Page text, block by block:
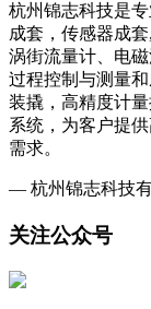
杭州锦志科技是
成套，传感器成
涡街流量计、电
过程控制与测量
装撬，高精度计
系统，为客户提
需求。
— 杭州锦志科技
关注公众号